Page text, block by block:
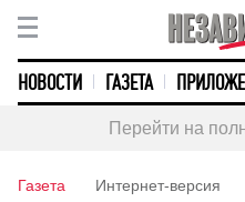
НОВОСТИ ГАЗЕТА
Перейти на
Газета Интернет-версия